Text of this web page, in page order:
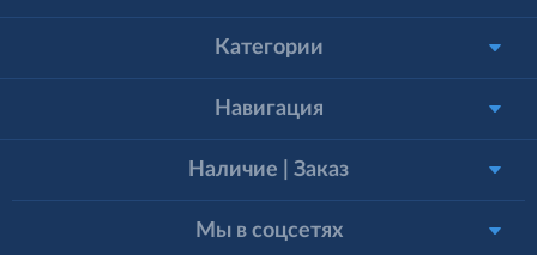
Категории
Навигация
Наличие | Заказ
Мы в соцсетях